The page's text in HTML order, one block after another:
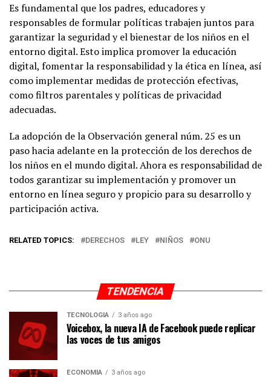
Es fundamental que los padres, educadores y
responsables de formular políticas trabajen juntos para
garantizar la seguridad y el bienestar de los niños en el
entorno digital. Esto implica promover la educación
digital, fomentar la responsabilidad y la ética en línea, así
como implementar medidas de protección efectivas,
como filtros parentales y políticas de privacidad
adecuadas.
La adopción de la Observación general núm. 25 es un
paso hacia adelante en la protección de los derechos de
los niños en el mundo digital. Ahora es responsabilidad de
todos garantizar su implementación y promover un
entorno en línea seguro y propicio para su desarrollo y
participación activa.
RELATED TOPICS: DERECHOS LEY NIÑOS ONU
TENDENCIA
TECNOLOGÍA 3 años ago
Voicebox, la nueva IA de Facebook puede replicar
las voces de tus amigos
ECONOMÍA 3 años ago